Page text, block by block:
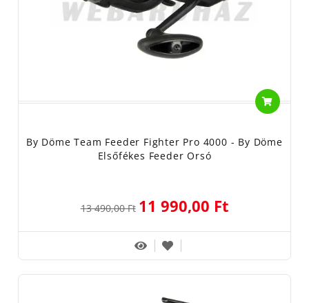
By Döme Team Feeder Fighter Pro 4000 - By Döme
Elsőfékes Feeder Orsó
13 490,00 Ft 11 990,00 Ft